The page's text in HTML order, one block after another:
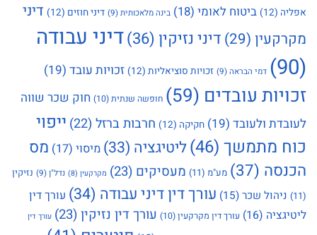
אפליה (12) ביטוח לאומי (18) בינה מלאכותית(9) דיני חוזים (12)
דיני
מקרקעין (29) דיני נזיקין (36)
דיני עבודה
(90)
דמי הבראה(9) זכויות סוציאליות (12) זכויות עובד (19)
זכויות עובדים (59) חופשה שנתית(10)
חוק שכר שווה
לעובדת ולעובד (19) חקיקה (12) חרבות ברזל (22)
ייפוי
כוח מתמשך (46) ליטיגציה (33) מיסוי (17)
מס
הכנסה (37) מע"מ (11) מעסיקים (23) מקרקעין (8) נדל"ן(9)
נזיקין
(11)
ניהול שכר(15) עורך דין דיני עבודה (34)
עורך דין
ליטיגציה (16) עורך דין מקרקעין(10) עורך דין נזיקין(23) עורך דין